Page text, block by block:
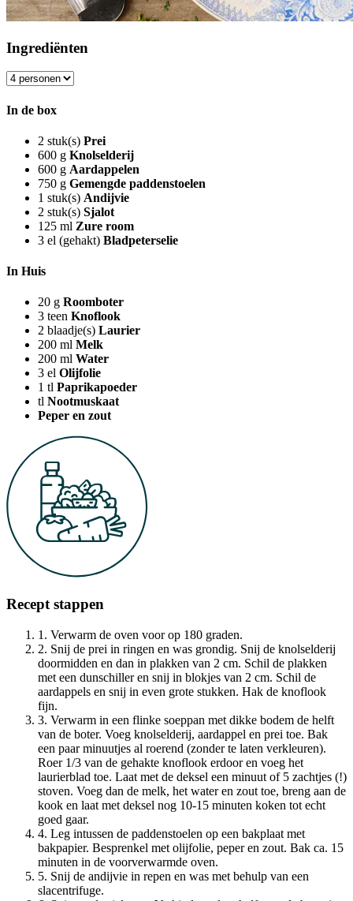
Ingrediënten
In de box
2 stuk(s) Prei
600 g Knolselderij
600 g Aardappelen
750 g Gemengde paddenstoelen
1 stuk(s) Andijvie
2 stuk(s) Sjalot
125 ml Zure room
3 el (gehakt) Bladpeterselie
In Huis
20 g Roomboter
3 teen Knoflook
2 blaadje(s) Laurier
200 ml Melk
200 ml Water
3 el Olijfolie
1 tl Paprikapoeder
tl Nootmuskaat
Peper en zout
Recept stappen
1. Verwarm de oven voor op 180 graden.
2. Snij de prei in ringen en was grondig. Snij de knolselderij
doormidden en dan in plakken van 2 cm. Schil de plakken
met een dunschiller en snij in blokjes van 2 cm. Schil de
aardappels en snij in even grote stukken. Hak de knoflook
fijn.
3. Verwarm in een flinke soeppan met dikke bodem de helft
van de boter. Voeg knolselderij, aardappel en prei toe. Bak
een paar minuutjes al roerend (zonder te laten verkleuren).
Roer 1/3 van de gehakte knoflook erdoor en voeg het
laurierblad toe. Laat met de deksel een minuut of 5 zachtjes (!)
stoven. Voeg dan de melk, het water en zout toe, breng aan de
kook en laat met deksel nog 10-15 minuten koken tot echt
goed gaar.
4. Leg intussen de paddenstoelen op een bakplaat met
bakpapier. Besprenkel met olijfolie, peper en zout. Bak ca. 15
minuten in de voorverwarmde oven.
5. Snij de andijvie in repen en was met behulp van een
slacentrifuge.